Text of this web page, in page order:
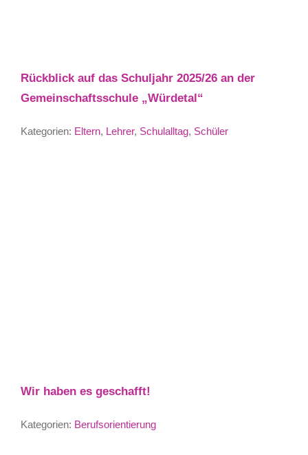
Rückblick auf das Schuljahr 2025/26 an der
Gemeinschaftsschule „Würdetal“
Kategorien: Eltern, Lehrer, Schulalltag, Schüler
Wir haben es geschafft!
Kategorien: Berufsorientierung